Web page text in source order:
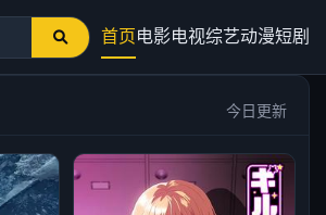
首页电影电视综艺动漫短剧
今日更新